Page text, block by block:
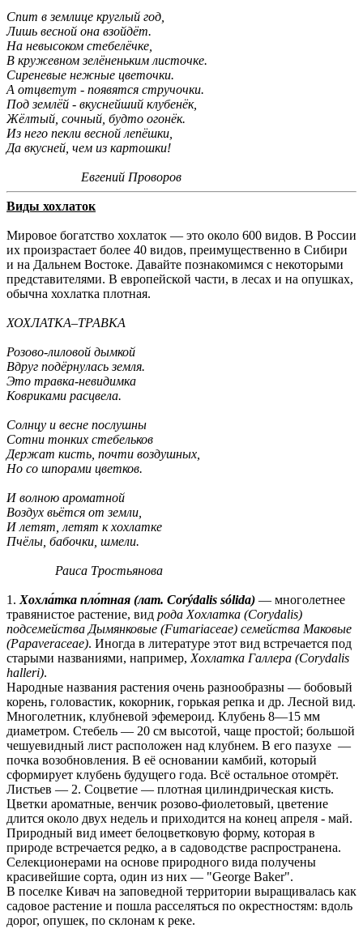
Спит в землице круглый год,
Лишь весной она взойдёт.
На невысоком стебелёчке,
В кружевном зелёненьким листочке.
Сиреневые нежные цветочки.
А отцветут - появятся стручочки.
Под землёй - вкуснейший клубенёк,
Жёлтый, сочный, будто огонёк.
Из него пекли весной лепёшки,
Да вкусней, чем из картошки!
Евгений Проворов
Виды хохлаток
Мировое богатство хохлаток — это около 600 видов. В России
их произрастает более 40 видов, преимущественно в Сибири
и на Дальнем Востоке. Давайте познакомимся с некоторыми
представителями. В европейской части, в лесах и на опушках,
обычна хохлатка плотная.
ХОХЛАТКА–ТРАВКА
Розово-лиловой дымкой
Вдруг подёрнулась земля.
Это травка-невидимка
Ковриками расцвела.
Солнцу и весне послушны
Сотни тонких стебельков
Держат кисть, почти воздушных,
Но со шпорами цветков.
И волною ароматной
Воздух вьётся от земли,
И летят, летят к хохлатке
Пчёлы, бабочки, шмели.
Раиса Тростьянова
1. Хохла́тка пло́тная (лат. Corýdalis sólida) — многолетнее
травянистое растение, вид рода Хохлатка (Corydalis)
подсемейства Дымянковые (Fumariaceae) семейства Маковые
(Papaveraceae). Иногда в литературе этот вид встречается под
старыми названиями, например, Хохлатка Галлера (Corydalis
halleri).
Народные названия растения очень разнообразны — бобовый
корень, головастик, кокорник, горькая репка и др. Лесной вид.
Многолетник, клубневой эфемероид. Клубень 8—15 мм
диаметром. Стебель — 20 см высотой, чаще простой; большой
чешуевидный лист расположен над клубнем. В его пазухе —
почка возобновления. В её основании камбий, который
сформирует клубень будущего года. Всё остальное отомрёт.
Листьев — 2. Соцветие — плотная цилиндрическая кисть.
Цветки ароматные, венчик розово-фиолетовый, цветение
длится около двух недель и приходится на конец апреля - май.
Природный вид имеет белоцветковую форму, которая в
природе встречается редко, а в садоводстве распространена.
Селекционерами на основе природного вида получены
красивейшие сорта, один из них — "George Baker".
В поселке Кивач на заповедной территории выращивалась как
садовое растение и пошла расселяться по окрестностям: вдоль
дорог, опушек, по склонам к реке.